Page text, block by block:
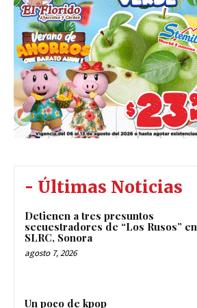
- Últimas Noticias
Detienen a tres presuntos
secuestradores de “Los Rusos” en
SLRC, Sonora
agosto 7, 2026
Un poco de kpop